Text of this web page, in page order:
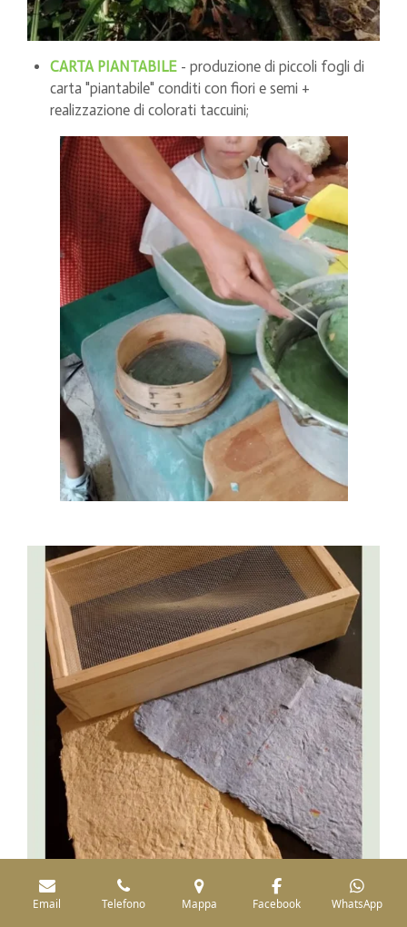
CARTA PIANTABILE- produzione di piccoli fogli di
carta "piantabile" conditi con fiori e semi +
realizzazione di colorati taccuini;
Email Telefono Mappa Facebook WhatsApp